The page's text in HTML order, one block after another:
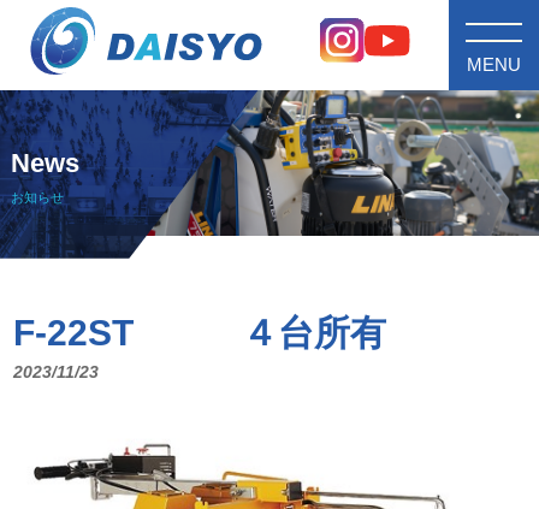
MENU
News
お知らせ
F-22ST ４台所有
2023/11/23